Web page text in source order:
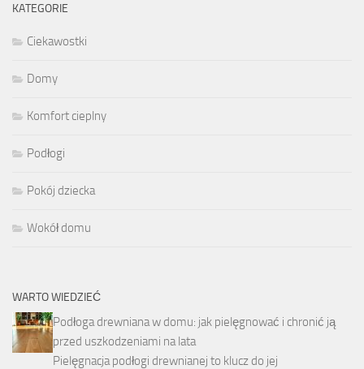
KATEGORIE
Ciekawostki
Domy
Komfort cieplny
Podłogi
Pokój dziecka
Wokół domu
WARTO WIEDZIEĆ
Podłoga drewniana w domu: jak pielęgnować i chronić ją
przed uszkodzeniami na lata
Pielęgnacja podłogi drewnianej to klucz do jej